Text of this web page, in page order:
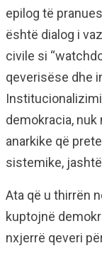
epilog të
është dialog i
civile si
qeverisëse dhe
demokracia,
anarkike që
sistemike,
Ata që u thirrën
kuptojnë
nxjerrë qeveri